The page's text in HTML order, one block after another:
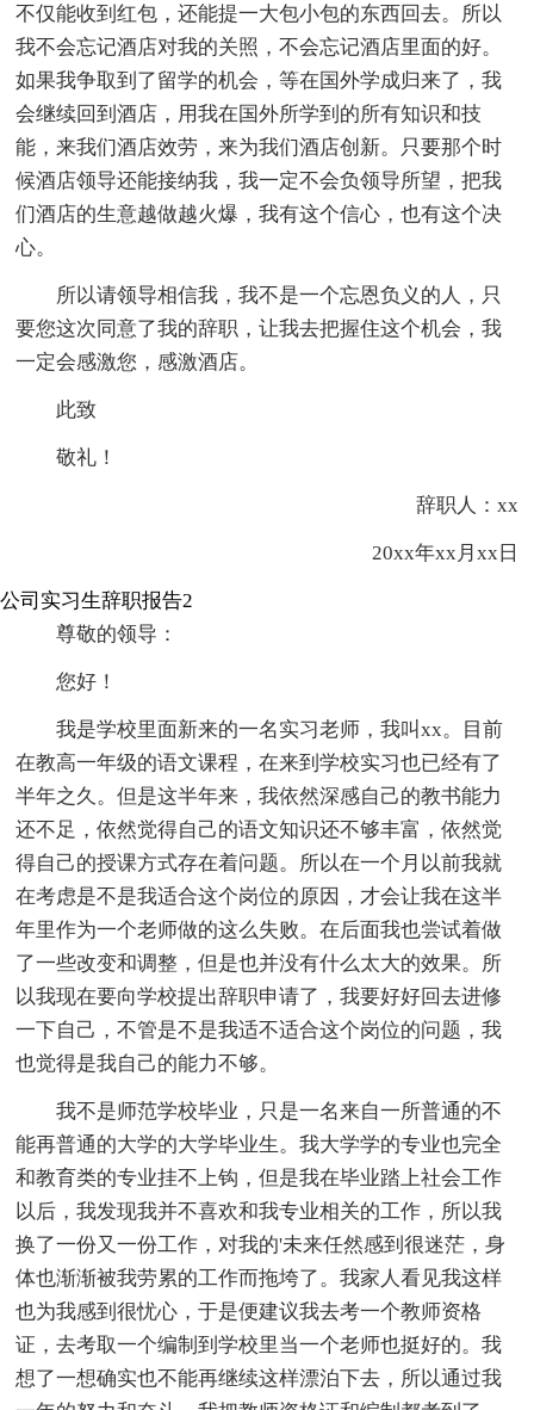
不仅能收到红包，还能提一大包小包的东西回去。所以
我不会忘记酒店对我的关照，不会忘记酒店里面的好。
如果我争取到了留学的机会，等在国外学成归来了，我
会继续回到酒店，用我在国外所学到的所有知识和技
能，来我们酒店效劳，来为我们酒店创新。只要那个时
候酒店领导还能接纳我，我一定不会负领导所望，把我
们酒店的生意越做越火爆，我有这个信心，也有这个决
心。
所以请领导相信我，我不是一个忘恩负义的人，只
要您这次同意了我的辞职，让我去把握住这个机会，我
一定会感激您，感激酒店。
此致
敬礼！
辞职人：xx
20xx年xx月xx日
公司实习生辞职报告2
尊敬的领导：
您好！
我是学校里面新来的一名实习老师，我叫xx。目前
在教高一年级的语文课程，在来到学校实习也已经有了
半年之久。但是这半年来，我依然深感自己的教书能力
还不足，依然觉得自己的语文知识还不够丰富，依然觉
得自己的授课方式存在着问题。所以在一个月以前我就
在考虑是不是我适合这个岗位的原因，才会让我在这半
年里作为一个老师做的这么失败。在后面我也尝试着做
了一些改变和调整，但是也并没有什么太大的效果。所
以我现在要向学校提出辞职申请了，我要好好回去进修
一下自己，不管是不是我适不适合这个岗位的问题，我
也觉得是我自己的能力不够。
我不是师范学校毕业，只是一名来自一所普通的不
能再普通的大学的大学毕业生。我大学学的专业也完全
和教育类的专业挂不上钩，但是我在毕业踏上社会工作
以后，我发现我并不喜欢和我专业相关的工作，所以我
换了一份又一份工作，对我的'未来任然感到很迷茫，身
体也渐渐被我劳累的工作而拖垮了。我家人看见我这样
也为我感到很忧心，于是便建议我去考一个教师资格
证，去考取一个编制到学校里当一个老师也挺好的。我
想了一想确实也不能再继续这样漂泊下去，所以通过我